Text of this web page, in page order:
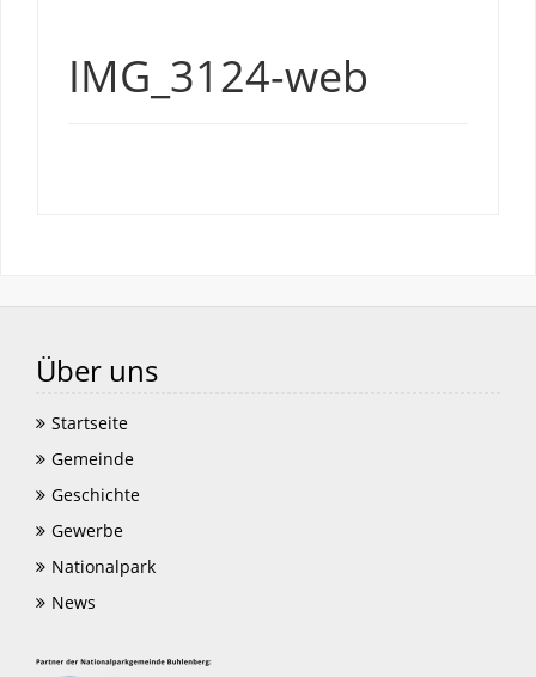
IMG_3124-web
Über uns
Startseite
Gemeinde
Geschichte
Gewerbe
Nationalpark
News